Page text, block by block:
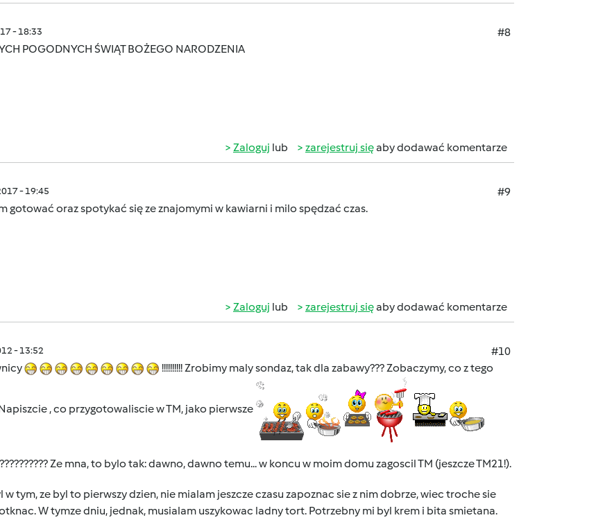
- 18:33
#8
POGODNYCH ŚWIĄT BOŻEGO NARODZENIA
Zaloguj lub zarejestruj sięaby dodawać komentarze
- 19:45
#9
gotować oraz spotykać się ze znajomymi w kawiarni i milo spędzać czas.
Zaloguj lub zarejestruj sięaby dodawać komentarze
- 13:52
#10
!!!!!!!!!! Zrobimy maly sondaz, tak dla zabawy??? Zobaczymy, co z tego
, co przygotowaliscie w TM, jako pierwsze
Ze mna, to bylo tak: dawno, dawno temu... w koncu w moim domu zagoscil TM (jeszcze TM21!).
w tym, ze byl to pierwszy dzien, nie mialam jeszcze czasu zapoznac sie z nim dobrze, wiec troche sie
W tymze dniu, jednak, musialam uszykowac ladny tort. Potrzebny mi byl krem i bita smietana.